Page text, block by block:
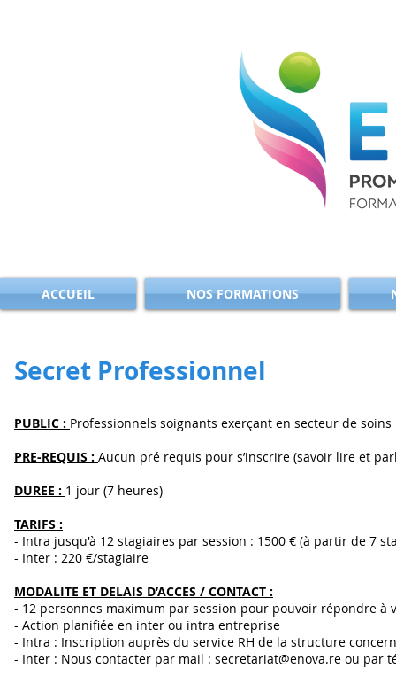
ACCUEIL NOS FORMATIONS
Secret Professionnel
PUBLIC : Professionnels soignants exerçant en secteur de soins
PRE-REQUIS : Aucun pré requis pour s’inscrire (savoir lire et
DUREE : 1 jour (7 heures)
TARIFS :
- Intra jusqu'à 12 stagiaires par session : 1500 € (à partir de 7
- Inter : 220 €/stagiaire
MODALITE ET DELAIS D’ACCES / CONTACT :
- 12 personnes maximum par session pour pouvoir répondre
- Action planifiée en inter ou intra entreprise
- Intra : Inscription auprès du service RH de la structure
- Inter : Nous contacter par mail : secretariat@enova.re ou par